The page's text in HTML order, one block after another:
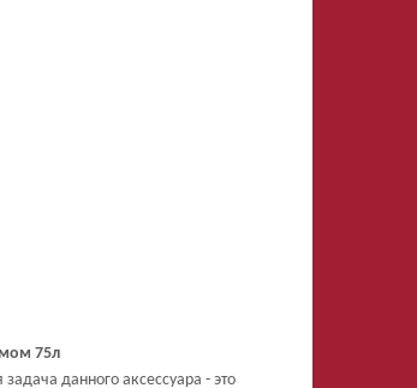
75л
данного аксессуара - это